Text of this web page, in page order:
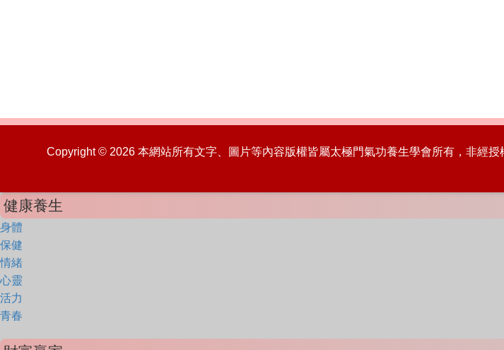
Copyright © 2026 本網站所有文字、圖片等內容版權皆屬太極門氣功養生學會所有，非
健康養生
身體
保健
情緒
心靈
活力
青春